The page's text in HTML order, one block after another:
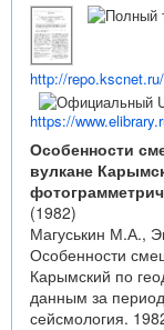
http://
https://
Особенности
вулкане
(1982)
Магуськин М.А.,
Особенности
Карымский по
данным за
сейсмология.